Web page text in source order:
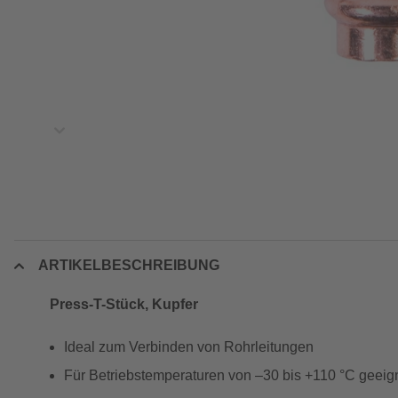
ARTIKELBESCHREIBUNG
Press-T-Stück, Kupfer
Ideal zum Verbinden von Rohrleitungen
Für Betriebstemperaturen von –30 bis +110 °C